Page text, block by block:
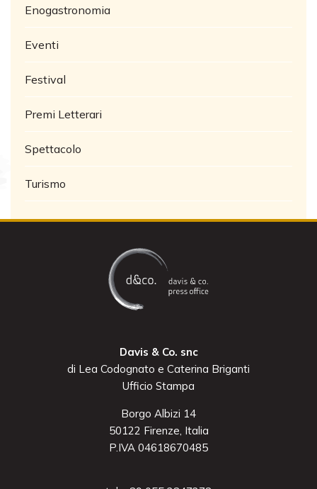
Enogastronomia
Eventi
Festival
Premi Letterari
Spettacolo
Turismo
Davis & Co. snc
di Lea Codognato e Caterina Briganti
Ufficio Stampa
Borgo Albizi 14
50122 Firenze, Italia
P.IVA 04618670485